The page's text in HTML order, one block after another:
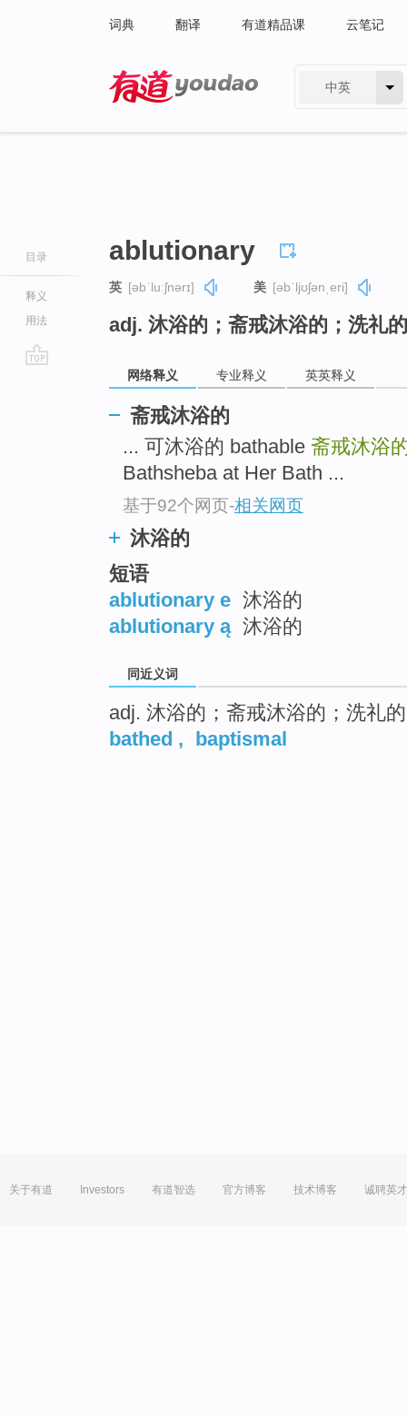
词典 翻译 有道精品课 云笔记
中英
目录
释义
用法
ablutionary
英 [əbˈluːʃnərɪ] 美 [əbˈljʊʃənˌeri]
adj. 沐浴的；斋戒沐浴的；洗礼的
网络释义 专业释义 英英释义
斋戒沐浴的
... 可沐浴的 bathable 斋戒沐浴
Bathsheba at Her Bath ...
基于92个网页-相关网页
沐浴的
短语
ablutionary e 沐浴的
ablutionary ą 沐浴的
同近义词
adj. 沐浴的；斋戒沐浴的；洗礼的
bathed , baptismal
关于有道 Investors 有道智选 官方博客 技术博客 诚聘英才